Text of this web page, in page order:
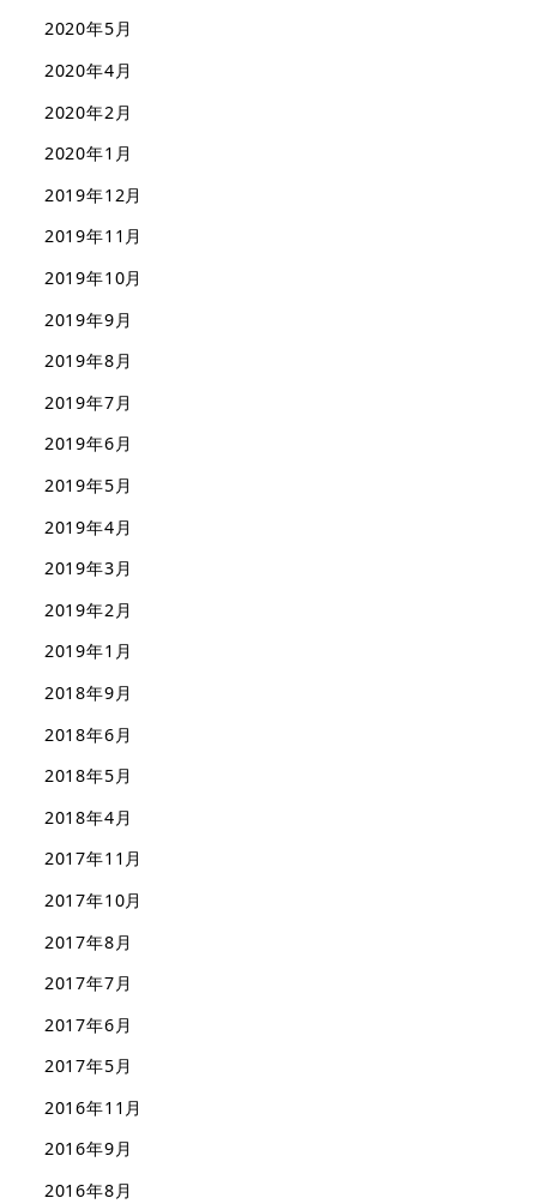
2020年5月
2020年4月
2020年2月
2020年1月
2019年12月
2019年11月
2019年10月
2019年9月
2019年8月
2019年7月
2019年6月
2019年5月
2019年4月
2019年3月
2019年2月
2019年1月
2018年9月
2018年6月
2018年5月
2018年4月
2017年11月
2017年10月
2017年8月
2017年7月
2017年6月
2017年5月
2016年11月
2016年9月
2016年8月